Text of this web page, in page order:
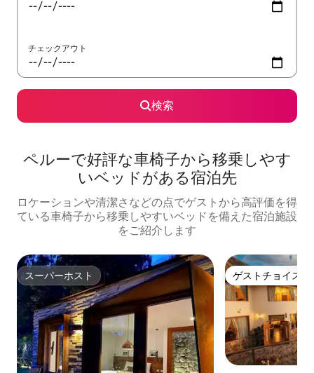
チェックアウト
検索
ペルーで好評な車椅子から移乗しやす
いベッドがある宿泊先
ロケーションや清潔さなどの点でゲストから高評価を得
ている車椅子から移乗しやすいベッドを備えた宿泊施設
をご紹介します
スーパーホスト
スーパーホスト ゲストチョイス
ゲストチョイス